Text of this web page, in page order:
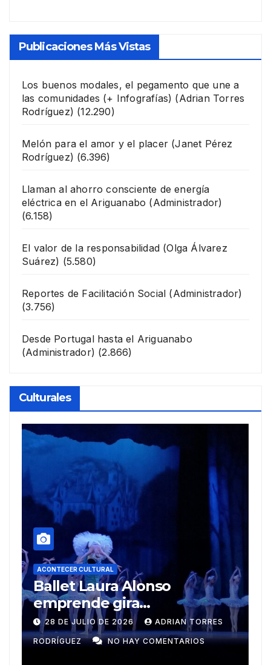
Publicaciones Más Vistas
Los buenos modales, el pegamento que une a
las comunidades (+ Infografías) (Adrian Torres
Rodríguez) (12.290)
Melón para el amor y el placer (Janet Pérez
Rodríguez) (6.396)
Llaman al ahorro consciente de energía
eléctrica en el Ariguanabo (Administrador)
(6.158)
El valor de la responsabilidad (Olga Álvarez
Suárez) (5.580)
Reportes de Facilitación Social (Administrador)
(3.756)
Desde Portugal hasta el Ariguanabo
(Administrador) (2.866)
Culturales
ACONTECER CULTURAL
Muñecos y monotipia
9 DE JULIO DE 2026 MEYLIN PÉREZ
GUZMÁN NO HAY COMENTARIOS